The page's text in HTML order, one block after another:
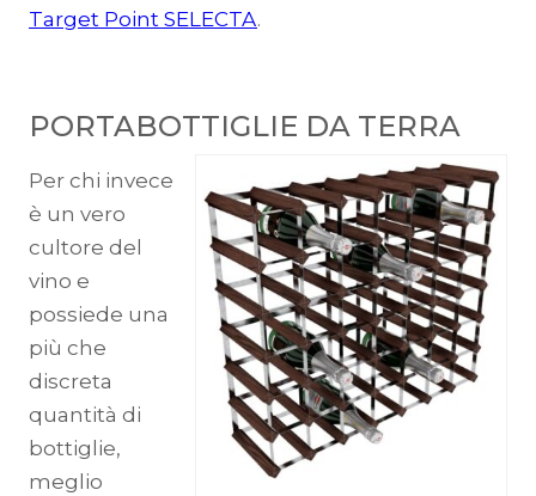
Target Point SELECTA.
PORTABOTTIGLIE DA TERRA
Per chi invece
è un vero
cultore del
vino e
possiede una
più che
discreta
quantità di
bottiglie,
meglio